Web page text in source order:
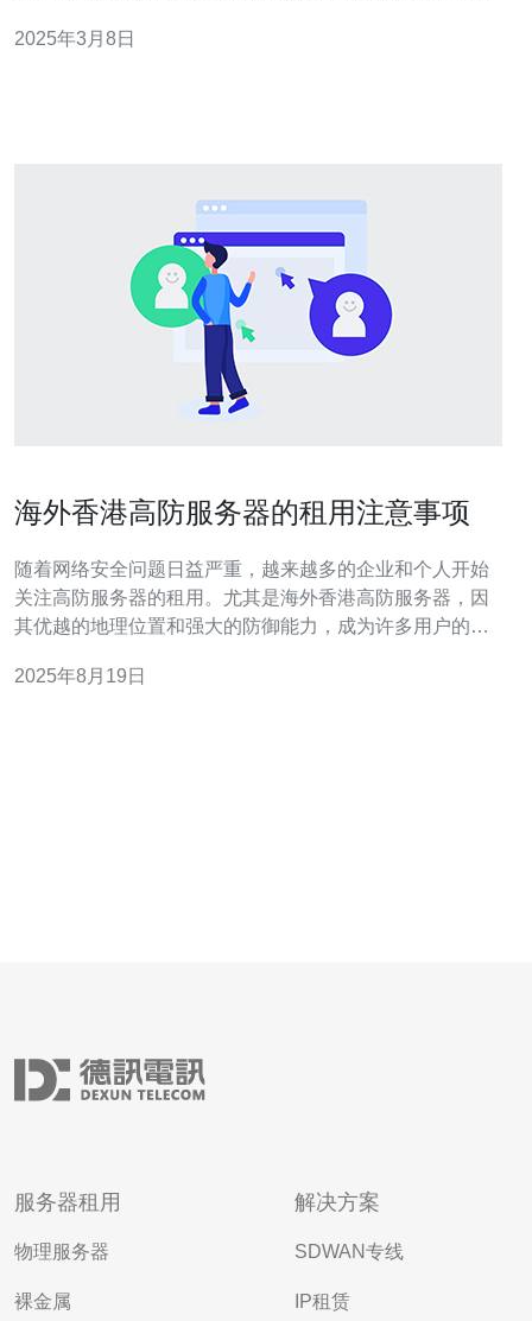
金融和商业中心，具有出色的网络基础设施和优越的网络
2025年3月8日
海外香港高防服务器的租用注意事项
随着网络安全问题日益严重，越来越多的企业和个人开始
关注高防服务器的租用。尤其是海外香港高防服务器，因
其优越的地理位置和强大的防御能力，成为许多用户的首
考虑多方面的因素，以确保选择到最合适的服务。 为什么
2025年8月19日
服务器租用
物理服务器
裸金属
解决方案
SDWAN专线
IP租赁